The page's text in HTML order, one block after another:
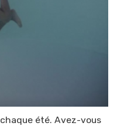
été. Avez-vous